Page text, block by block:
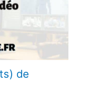
de